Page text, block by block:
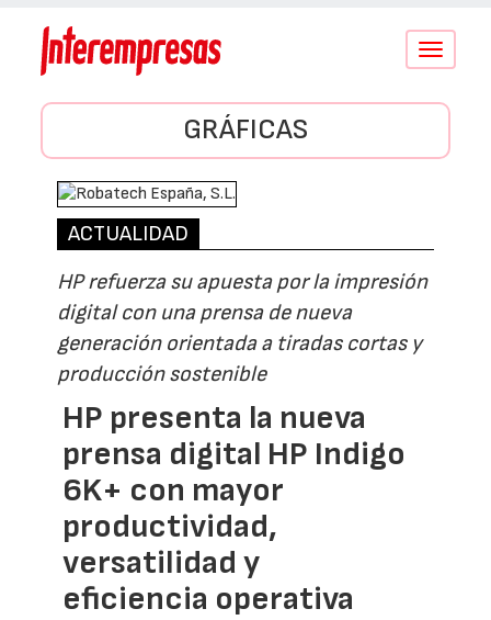
Conmutar
GRÁFICAS
ACTUALIDAD
HP refuerza su apuesta por la impresión
digital con una prensa de nueva
generación orientada a tiradas cortas y
producción sostenible
HP presenta la nueva
prensa digital HP Indigo
6K+ con mayor
productividad,
versatilidad y
eficiencia operativa